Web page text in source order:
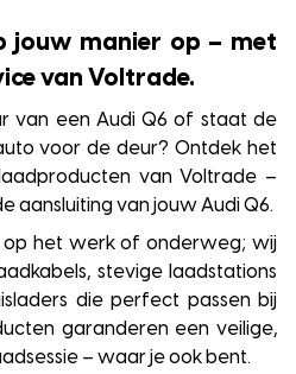
jouw manier op – met
van Voltrade.
van een Audi Q6 of staat de
voor de deur? Ontdek het
van Voltrade –
aansluiting van jouw Audi Q6.
op het werk of onderweg; wij
stevige laadstations
die perfect passen bij
garanderen een veilige,
– waar je ook bent.